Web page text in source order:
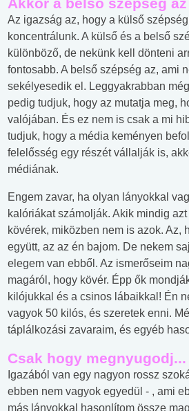
Akkor a belső szépség
Az igazság az, hogy a külső
koncentrálunk. A külső és a belső
különböző, de nekünk kell dönteni
fontosabb. A belső szépség az, ami
sekélyesedik el. Leggyakrabban
pedig tudjuk, hogy az mutatja meg,
valójában. És ez nem is csak a mi
tudjuk, hogy a média keményen
felelősség egy részét vállalják is,
médiának.
Engem zavar, ha olyan lányokkal
kalóriákat számolják. Akik mindig
kövérek, miközben nem is azok. Az,
együtt, az az én bajom. De nekem
elegem van ebből. Az ismerőseim
magáról, hogy kövér. Épp ők
kilójukkal és a csinos lábaikkal! Én
vagyok 50 kilós, és szeretek enni.
táplálkozási zavaraim, és egyéb
Csak hogy megnyugodj...
Igazából van egy nagyon rossz
ebben nem vagyok egyedül - , ami
más lányokkal hasonlítom össze